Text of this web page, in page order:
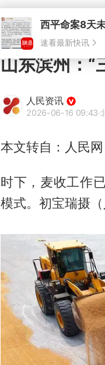
西平命案8天
速看最新快讯
山东滨州：“
人民资讯
2026-06-16 09:43·
本文转自：人民网
时下，麦收工作
模式。初宝瑞摄（